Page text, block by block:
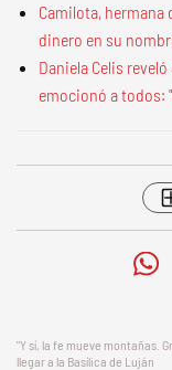
Camilota, hermana
dinero en su
Daniela Celis
emocionó a todos:
"Y sí, la fe mueve montañas.
llegar a la Basílica de Luján